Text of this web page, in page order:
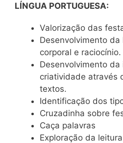
LÍNGUA PORTUGUESA:
Valorização das
Desenvolvimento da
corporal e raciocínio.
Desenvolvimento
criatividade através
textos.
Identificação dos
Cruzadinha sobre
Caça palavras
Exploração da